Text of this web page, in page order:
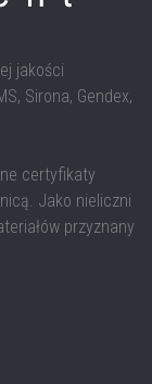
jakości
Sirona, Gendex,
certyfikaty
Jako nieliczni
przyznany